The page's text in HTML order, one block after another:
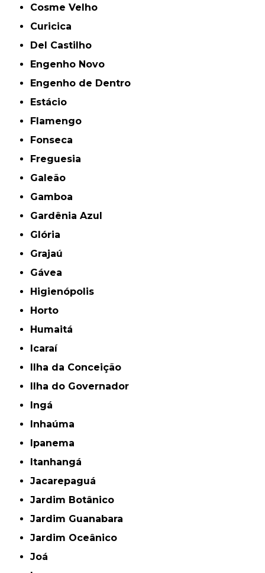
Cosme Velho
Curicica
Del Castilho
Engenho Novo
Engenho de Dentro
Estácio
Flamengo
Fonseca
Freguesia
Galeão
Gamboa
Gardênia Azul
Glória
Grajaú
Gávea
Higienópolis
Horto
Humaitá
Icaraí
Ilha da Conceição
Ilha do Governador
Ingá
Inhaúma
Ipanema
Itanhangá
Jacarepaguá
Jardim Botânico
Jardim Guanabara
Jardim Oceânico
Joá